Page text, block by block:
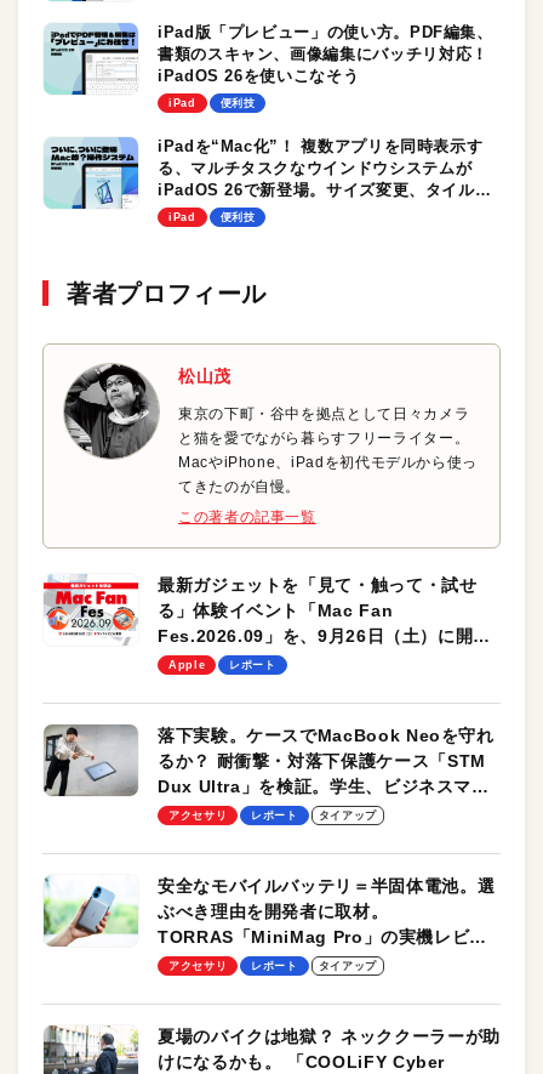
iPad版「プレビュー」の使い方。PDF編集、
書類のスキャン、画像編集にバッチリ対応！
iPadOS 26を使いこなそう
iPad 便利技
iPadを“Mac化”！ 複数アプリを同時表示す
る、マルチタスクなウインドウシステムが
iPadOS 26で新登場。サイズ変更、タイル表
示も思いのまま！
iPad 便利技
著者プロフィール
松山茂
東京の下町・谷中を拠点として日々カメラ
と猫を愛でながら暮らすフリーライター。
MacやiPhone、iPadを初代モデルから使っ
てきたのが自慢。
この著者の記事一覧
最新ガジェットを「見て・触って・試せ
る」体験イベント「Mac Fan
Fes.2026.09」を、9月26日（土）に開催
します！
Apple レポート
落下実験。ケースでMacBook Neoを守れ
るか？ 耐衝撃・対落下保護ケース「STM
Dux Ultra」を検証。学生、ビジネスマン
のモバイルユースに最適！
アクセサリ レポート タイアップ
安全なモバイルバッテリ＝半固体電池。選
ぶべき理由を開発者に取材。
TORRAS「MiniMag Pro」の実機レビュ
ーも
アクセサリ レポート タイアップ
夏場のバイクは地獄？ ネッククーラーが助
けになるかも。 「COOLiFY Cyber